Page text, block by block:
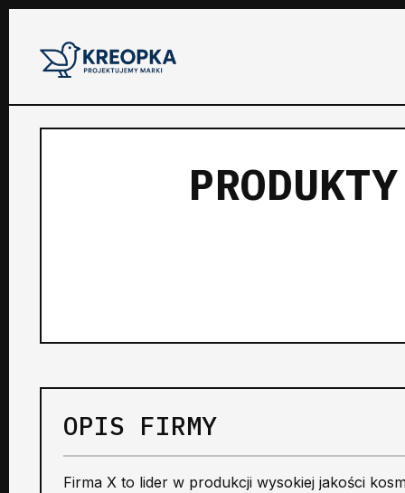
OPIS FIRMY
Firma X to lider w produkcji wysokiej jakości